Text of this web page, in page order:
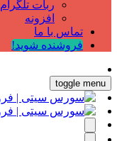
ربات تلگرام
افزونه
تماس با ما
فروشنده شوید!
toggle menu